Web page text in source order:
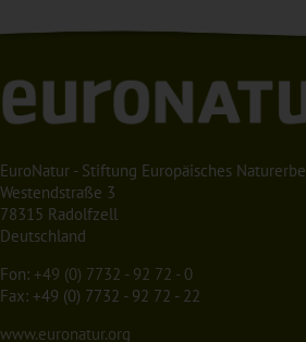
EuroNatur - Stiftung Europäisches Naturerbe
Westendstraße 3
78315 Radolfzell
Deutschland
Fon: +49 (0) 7732 - 92 72 - 0
Fax: +49 (0) 7732 - 92 72 - 22
www.euronatur.org